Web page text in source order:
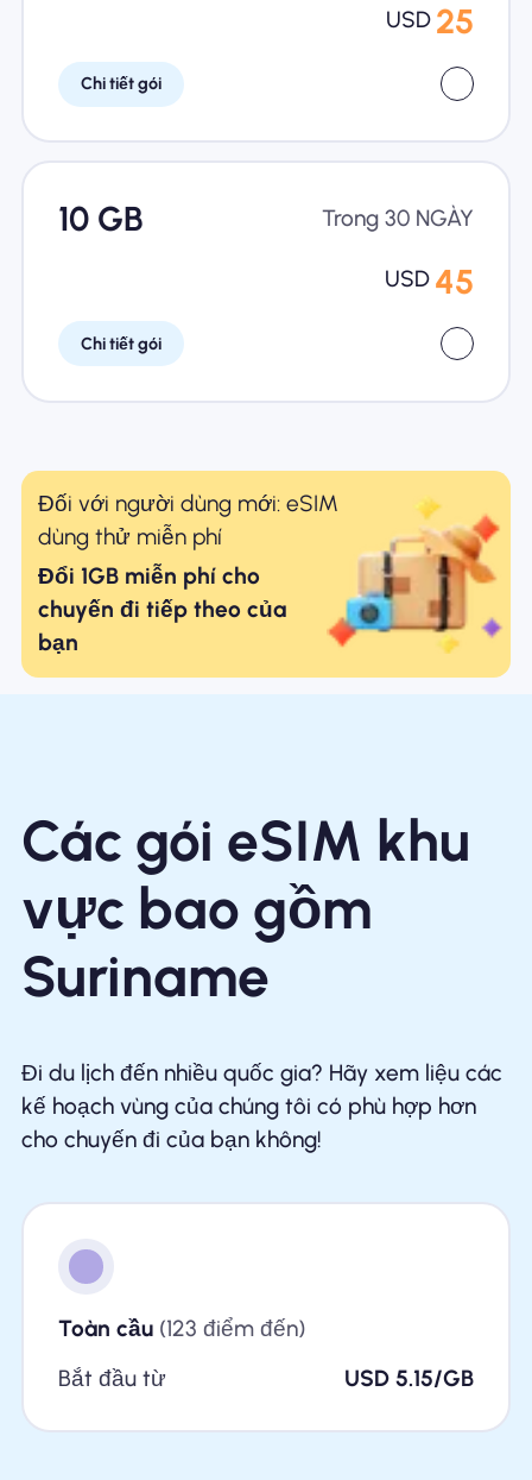
USD 25
Chi tiết gói
10 GB Trong 30 NGÀY
USD 45
Chi tiết gói
Đối với người dùng mới: eSIM
dùng thử miễn phí
Đổi 1GB miễn phí cho
chuyến đi tiếp theo của
bạn
Các gói eSIM khu
vực bao gồm
Suriname
Đi du lịch đến nhiều quốc gia? Hãy xem liệu các
kế hoạch vùng của chúng tôi có phù hợp hơn
cho chuyến đi của bạn không!
Toàn cầu(123 điểm đến)
Bắt đầu từ
USD 5.15/GB